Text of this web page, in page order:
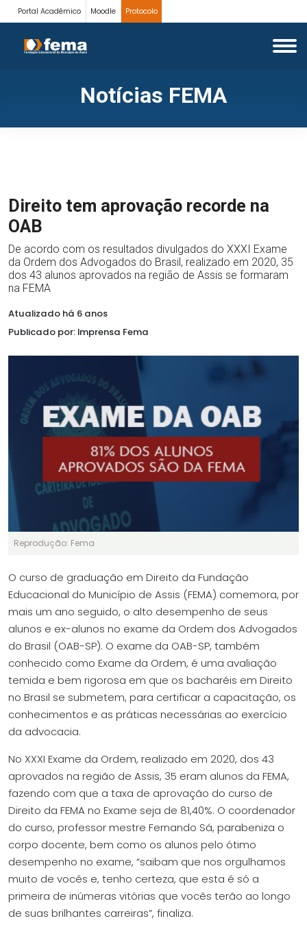
Portal Acadêmico Moodle Protocolo
Notícias FEMA
Direito tem aprovação recorde na
OAB
De acordo com os resultados divulgados do XXXI Exame
da Ordem dos Advogados do Brasil, realizado em 2020, 35
dos 43 alunos aprovados na região de Assis se formaram
na FEMA
Atualizado há 6 anos
Publicado por: Imprensa Fema
Reprodução: Fema
O curso de graduação em Direito da Fundação
Educacional do Município de Assis (FEMA) comemora, por
mais um ano seguido, o alto desempenho de seus
alunos e ex-alunos no exame da Ordem dos Advogados
do Brasil (OAB-SP). O exame da OAB-SP, também
conhecido como Exame da Ordem, é uma avaliação
temida e bem rigorosa em que os bacharéis em Direito
no Brasil se submetem, para certificar a capacitação, os
conhecimentos e as práticas necessárias ao exercício
da advocacia.
No XXXI Exame da Ordem, realizado em 2020, dos 43
aprovados na região de Assis, 35 eram alunos da FEMA,
fazendo com que a taxa de aprovação do curso de
Direito da FEMA no Exame seja de 81,40%. O coordenador
do curso, professor mestre Fernando Sá, parabeniza o
corpo docente, bem como os alunos pelo ótimo
desempenho no exame, “saibam que nos orgulhamos
muito de vocês e, tenho certeza, que esta é só a
primeira de inúmeras vitórias que vocês terão ao longo
de suas brilhantes carreiras”, finaliza.